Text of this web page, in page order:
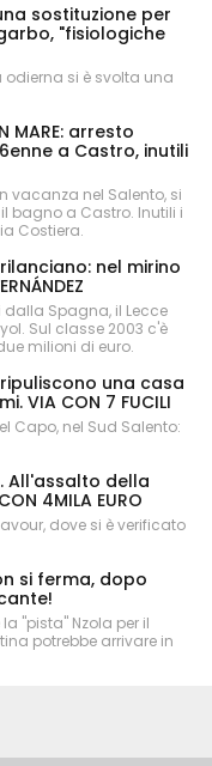
sostituzione per
"fisiologiche
odierna si è svolta una
MARE: arresto
a Castro, inutili
vacanza nel Salento, si
bagno a Castro. Inutili i
Costiera.
rilanciano: nel mirino
Spagna, il Lecce
Sul classe 2003 c'è
milioni di euro.
ripuliscono una casa
VIA CON 7 FUCILI
Capo, nel Sud Salento:
All'assalto della
4MILA EURO
dove si è verificato
si ferma, dopo
"pista" Nzola per il
potrebbe arrivare in